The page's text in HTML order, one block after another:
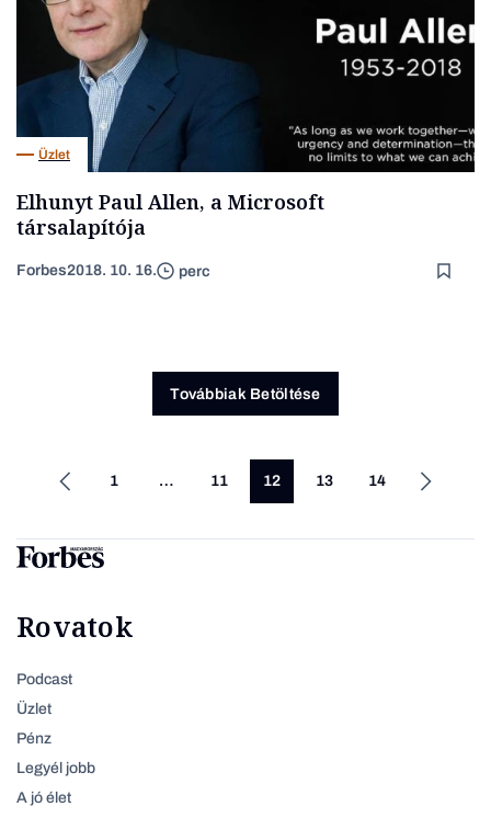
Üzlet
Elhunyt Paul Allen, a Microsoft
társalapítója
Forbes2018. 10. 16. perc
Továbbiak Betöltése
1 … 11 12 13 14
Rovatok
Podcast
Üzlet
Pénz
Legyél jobb
A jó élet